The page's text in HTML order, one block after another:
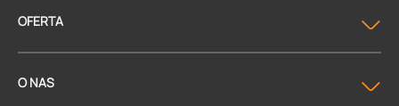
OFERTA
O NAS